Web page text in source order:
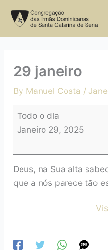
29 janeiro
By Manuel Costa /
janeiro
Todo o dia
Janeiro 29, 2025
Deus, na Sua alta
que a nós parece tão